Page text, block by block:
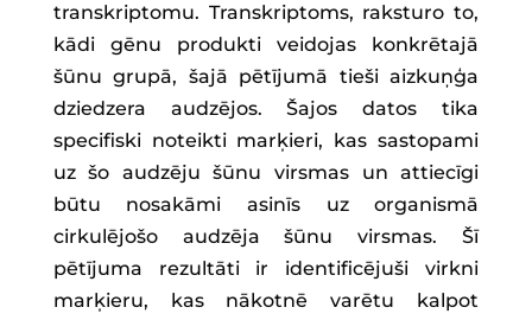
transkriptomu. Transkriptoms, raksturo to,
kādi gēnu produkti veidojas konkrētajā
šūnu grupā, šajā pētījumā tieši aizkuņģa
dziedzera audzējos. Šajos datos tika
specifiski noteikti marķieri, kas sastopami
uz šo audzēju šūnu virsmas un attiecīgi
būtu nosakāmi asinīs uz organismā
cirkulējošo audzēja šūnu virsmas. Šī
pētījuma rezultāti ir identificējuši virkni
marķieru, kas nākotnē varētu kalpot